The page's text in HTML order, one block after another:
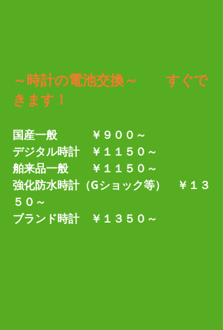
～時計の電池交換～　　すぐで
きます！
国産一般　　　￥９００～
デジタル時計　￥１１５０～
舶来品一般　　￥１１５０～
強化防水時計（Gショック等）　￥１３
５０～
ブランド時計　￥１３５０～